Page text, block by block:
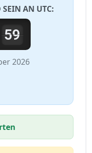
SEIN AN UTC:
59
2026